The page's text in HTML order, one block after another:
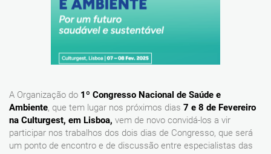
A Organização do 1º Congresso Nacional de Saúde e
Ambiente, que tem lugar nos próximos dias 7 e 8 de Fevereiro
na Culturgest, em Lisboa, vem de novo convidá-los a vir
participar nos trabalhos dos dois dias de Congresso, que será
um ponto de encontro e de discussão entre especialistas das